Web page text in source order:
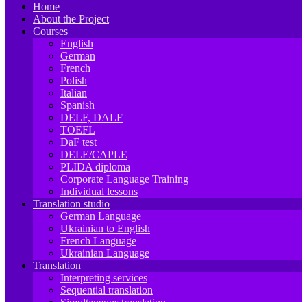
Home
About the Project
Courses
English
German
French
Polish
Italian
Spanish
DELF, DALF
TOEFL
DaF test
DELE/CAPLE
PLIDA diploma
Corporate Language Training
Individual lessons
Translation studio
German Language
Ukrainian to English
French Language
Ukrainian Language
Translation
Interpreting services
Sequential translation